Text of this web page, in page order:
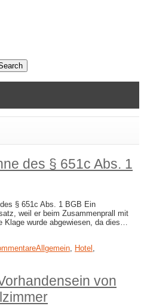
des § 651c Abs. 1
§ 651c Abs. 1 BGB Ein
weil er beim Zusammenprall mit
Klage wurde abgewiesen, da dies…
Allgemein, Hotel ,
von